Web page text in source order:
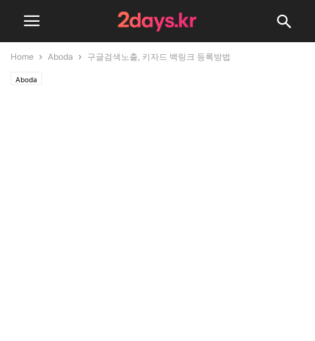
Home Aboda 구글검색노출, 키자드 백링크 등록방법
Aboda